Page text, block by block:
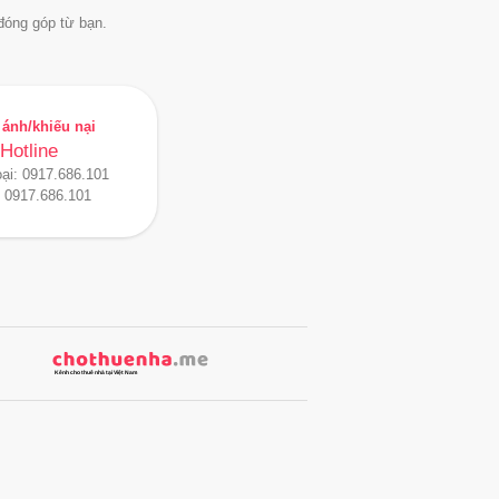
góp từ bạn.
khiếu nại
Hotline
0917.686.101
0917.686.101